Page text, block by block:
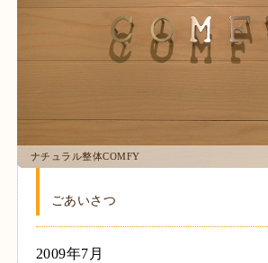
ナチュラル整体COMFY
厚川院長 1967年9月生まれ(乙女座・血液型：A型)
ごあいさつ
2009年7月